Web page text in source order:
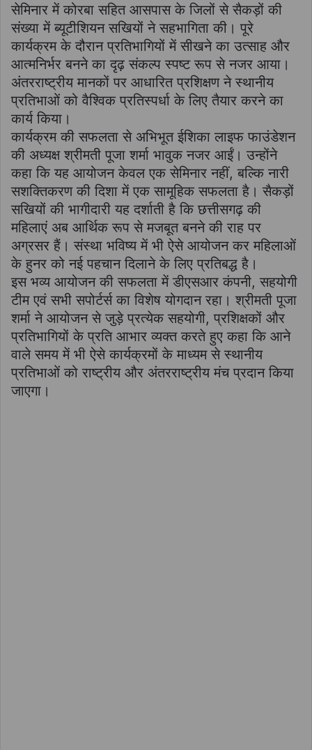
सेमिनार में कोरबा सहित आसपास के जिलों से सैकड़ों की
संख्या में ब्यूटीशियन सखियों ने सहभागिता की। पूरे
कार्यक्रम के दौरान प्रतिभागियों में सीखने का उत्साह और
आत्मनिर्भर बनने का दृढ़ संकल्प स्पष्ट रूप से नजर आया।
अंतरराष्ट्रीय मानकों पर आधारित प्रशिक्षण ने स्थानीय
प्रतिभाओं को वैश्विक प्रतिस्पर्धा के लिए तैयार करने का
कार्य किया।
कार्यक्रम की सफलता से अभिभूत ईशिका लाइफ फाउंडेशन
की अध्यक्ष श्रीमती पूजा शर्मा भावुक नजर आईं। उन्होंने
कहा कि यह आयोजन केवल एक सेमिनार नहीं, बल्कि नारी
सशक्तिकरण की दिशा में एक सामूहिक सफलता है। सैकड़ों
सखियों की भागीदारी यह दर्शाती है कि छत्तीसगढ़ की
महिलाएं अब आर्थिक रूप से मजबूत बनने की राह पर
अग्रसर हैं। संस्था भविष्य में भी ऐसे आयोजन कर महिलाओं
के हुनर को नई पहचान दिलाने के लिए प्रतिबद्ध है।
इस भव्य आयोजन की सफलता में डीएसआर कंपनी, सहयोगी
टीम एवं सभी सपोर्टर्स का विशेष योगदान रहा। श्रीमती पूजा
शर्मा ने आयोजन से जुड़े प्रत्येक सहयोगी, प्रशिक्षकों और
प्रतिभागियों के प्रति आभार व्यक्त करते हुए कहा कि आने
वाले समय में भी ऐसे कार्यक्रमों के माध्यम से स्थानीय
प्रतिभाओं को राष्ट्रीय और अंतरराष्ट्रीय मंच प्रदान किया
जाएगा।